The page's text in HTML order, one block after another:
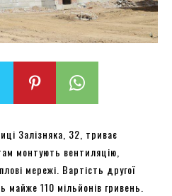
Залізняка, 32, триває
монтують вентиляцію,
мережі. Вартість другої
майже 110 мільйонів гривень.